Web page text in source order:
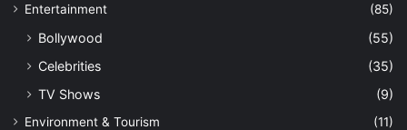
Entertainment
(85)
Bollywood
(55)
Celebrities
(35)
TV Shows
(9)
Environment & Tourism
(11)